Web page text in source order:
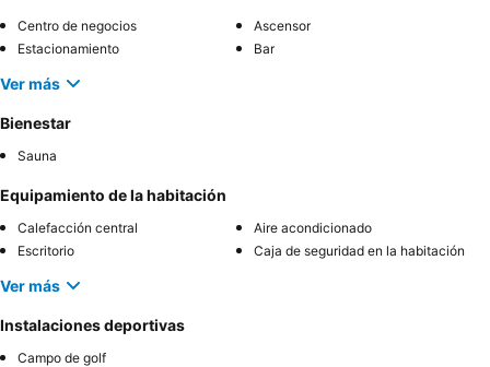
Centro de negocios
Ascensor
Estacionamiento
Bar
Ver más
Bienestar
Sauna
Equipamiento de la habitación
Calefacción central
Aire acondicionado
Escritorio
Caja de seguridad en la habitación
Ver más
Instalaciones deportivas
Campo de golf